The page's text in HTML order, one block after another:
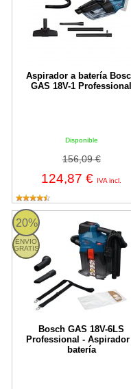
Aspirador a batería
GAS 18V-1 Professional
Disponible
156,09 €
124,87 € IVA incl.
20%
ENVIO
GRATIS
Bosch GAS 18V-6LS
Professional - Aspirador
batería
Bosch GAS 18V-6LS